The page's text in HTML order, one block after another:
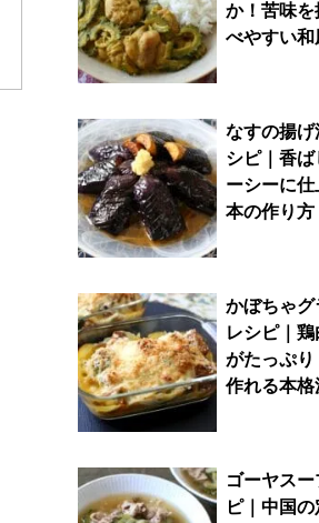
か！苦味を
べやすい和
なすの揚げ
シピ｜香ば
ーシーに
本の作り方
かぼちゃグ
レシピ｜
がたっぷり
作れる本格
ゴーヤス
ピ｜中国